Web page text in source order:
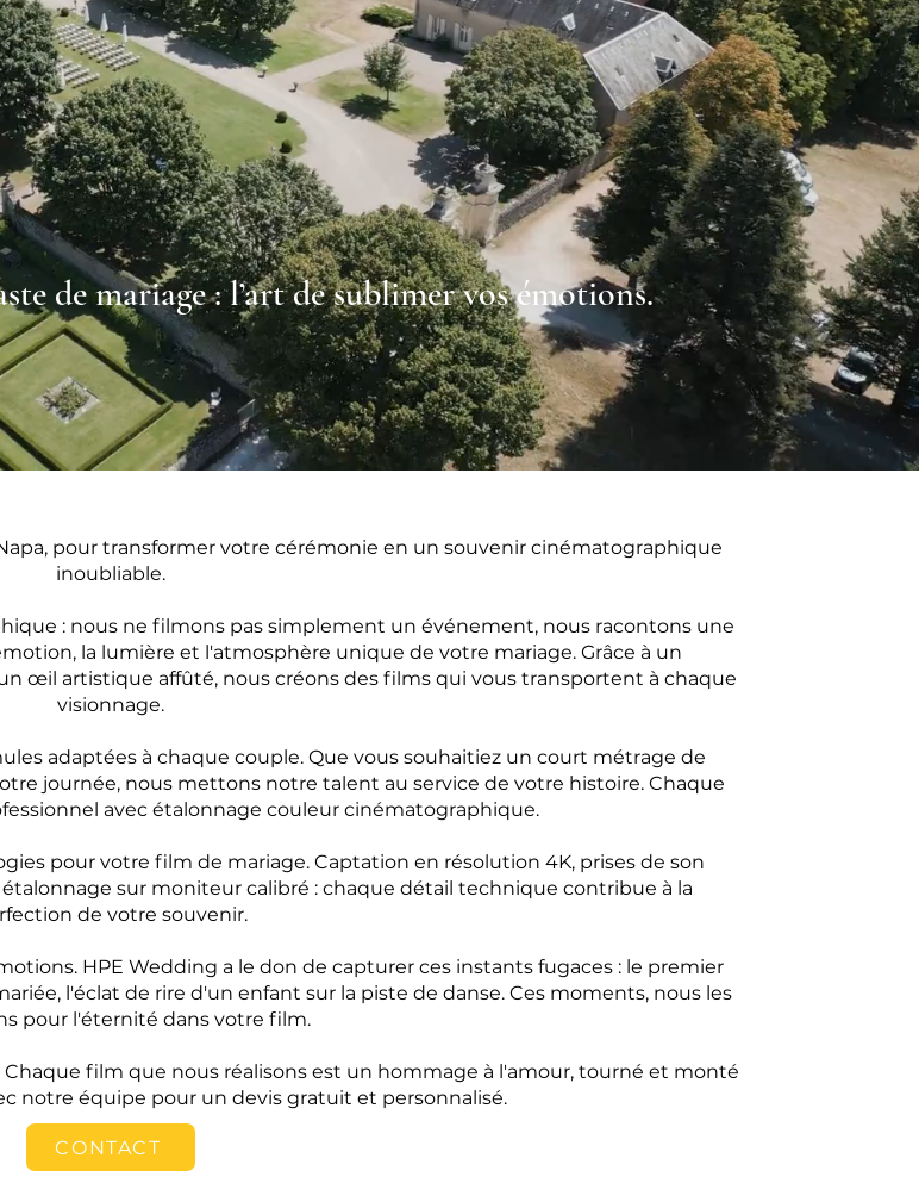
de mariage : l’art de sublimer vos émotions.
pour transformer votre cérémonie en un souvenir cinématographique
inoubliable.
: nous ne filmons pas simplement un événement, nous racontons une
la lumière et l'atmosphère unique de votre mariage. Grâce à un
œil artistique affûté, nous créons des films qui vous transportent à chaque
visionnage.
adaptées à chaque couple. Que vous souhaitiez un court métrage de
journée, nous mettons notre talent au service de votre histoire. Chaque
avec étalonnage couleur cinématographique.
pour votre film de mariage. Captation en résolution 4K, prises de son
sur moniteur calibré : chaque détail technique contribue à la
de votre souvenir.
HPE Wedding a le don de capturer ces instants fugaces : le premier
l'éclat de rire d'un enfant sur la piste de danse. Ces moments, nous les
pour l'éternité dans votre film.
film que nous réalisons est un hommage à l'amour, tourné et monté
notre équipe pour un devis gratuit et personnalisé.
CONTACT